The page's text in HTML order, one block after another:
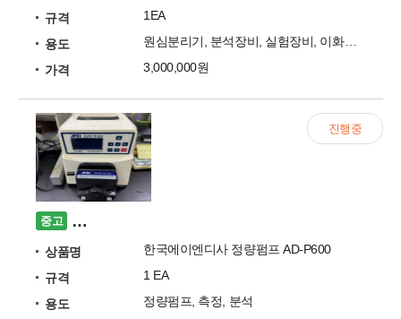
규격
1EA
용도
원심분리기, 분석장비, 실험장비, 이화학기기, 화학기자
가격
3,000,000원
중고 한국에이엔디사 정량펌프 AD-P600 매각합니다
상품명
한국에이엔디사 정량펌프 AD-P600
규격
1 EA
용도
정량펌프, 측정, 분석
진행중